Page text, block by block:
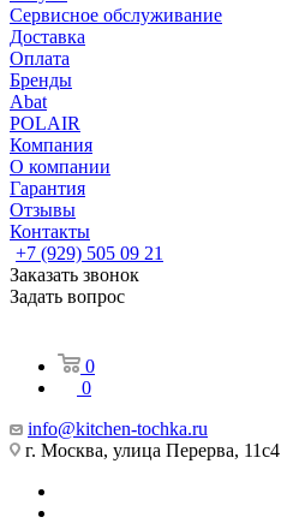
Сервисное обслуживание
Доставка
Оплата
Бренды
Abat
POLAIR
Компания
О компании
Гарантия
Отзывы
Контакты
+7 (929) 505 09 21
Заказать звонок
Задать вопрос
0
0
info@kitchen-tochka.ru
г. Москва, улица Перерва, 11с4